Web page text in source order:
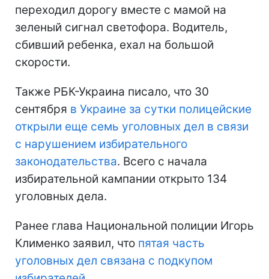
переходил дорогу вместе с мамой на
зеленый сигнал светофора. Водитель,
сбивший ребенка, ехал на большой
скорости.
Также РБК-Украина писало, что 30
сентября в Украине за сутки полицейские
открыли еще семь уголовных дел в связи
с нарушением избирательного
законодательства. Всего с начала
избирательной кампании открыто 134
уголовных дела.
Ранее глава Национальной полиции Игорь
Клименко заявил, что пятая часть
уголовных дел связана с подкупом